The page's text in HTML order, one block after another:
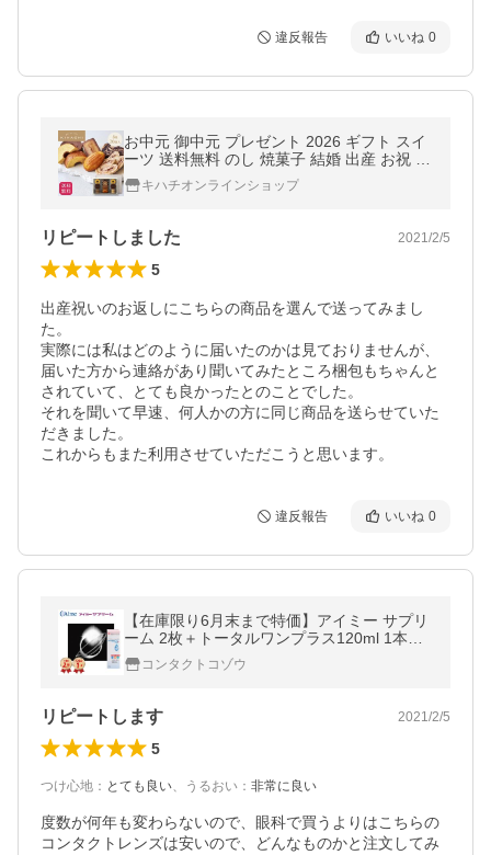
違反報告 いいね 0
お中元 御中元 プレゼント 2026 ギフト スイ
ーツ 送料無料 のし 焼菓子 結婚 出産 お祝 お
返し 内祝 キハチ 焼菓子ギフト 8種20個入
キハチオンラインショップ
リピートしました 2021/2/5
5
出産祝いのお返しにこちらの商品を選んで送ってみまし
た。
実際には私はどのように届いたのかは見ておりませんが、
届いた方から連絡があり聞いてみたところ梱包もちゃんと
されていて、とても良かったとのことでした。
それを聞いて早速、何人かの方に同じ商品を送らせていた
だきました。
これからもまた利用させていただこうと思います。
違反報告 いいね 0
【在庫限り6月末まで特価】アイミー サプリ
ーム 2枚＋トータルワンプラス120ml 1本セ
ット コンタクト レンズ ハードレンズ 20400
BZZ00342000
コンタクトコゾウ
リピートします 2021/2/5
5
つけ心地 ： とても良い、 うるおい ： 非常に良い
度数が何年も変わらないので、眼科で買うよりはこちらの
コンタクトレンズは安いので、どんなものかと注文してみ